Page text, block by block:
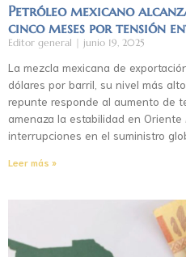
Petróleo mexicano
cinco meses por tensión
Editor general junio 19, 2025
La mezcla mexicana de
dólares por barril, su nivel más
repunte responde al aumento de
amenaza la estabilidad en
interrupciones en el suministro
Leer más »